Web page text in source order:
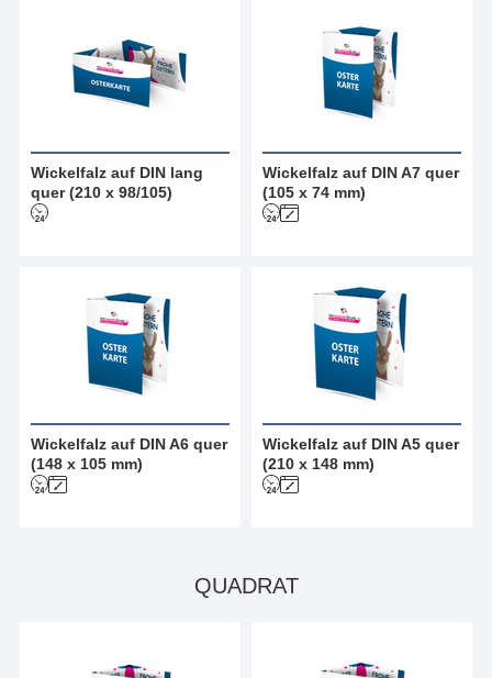
Wickelfalz auf DIN lang
quer (210 x 98/105)
Wickelfalz auf DIN A7 quer
(105 x 74 mm)
Wickelfalz auf DIN A6 quer
(148 x 105 mm)
Wickelfalz auf DIN A5 quer
(210 x 148 mm)
QUADRAT